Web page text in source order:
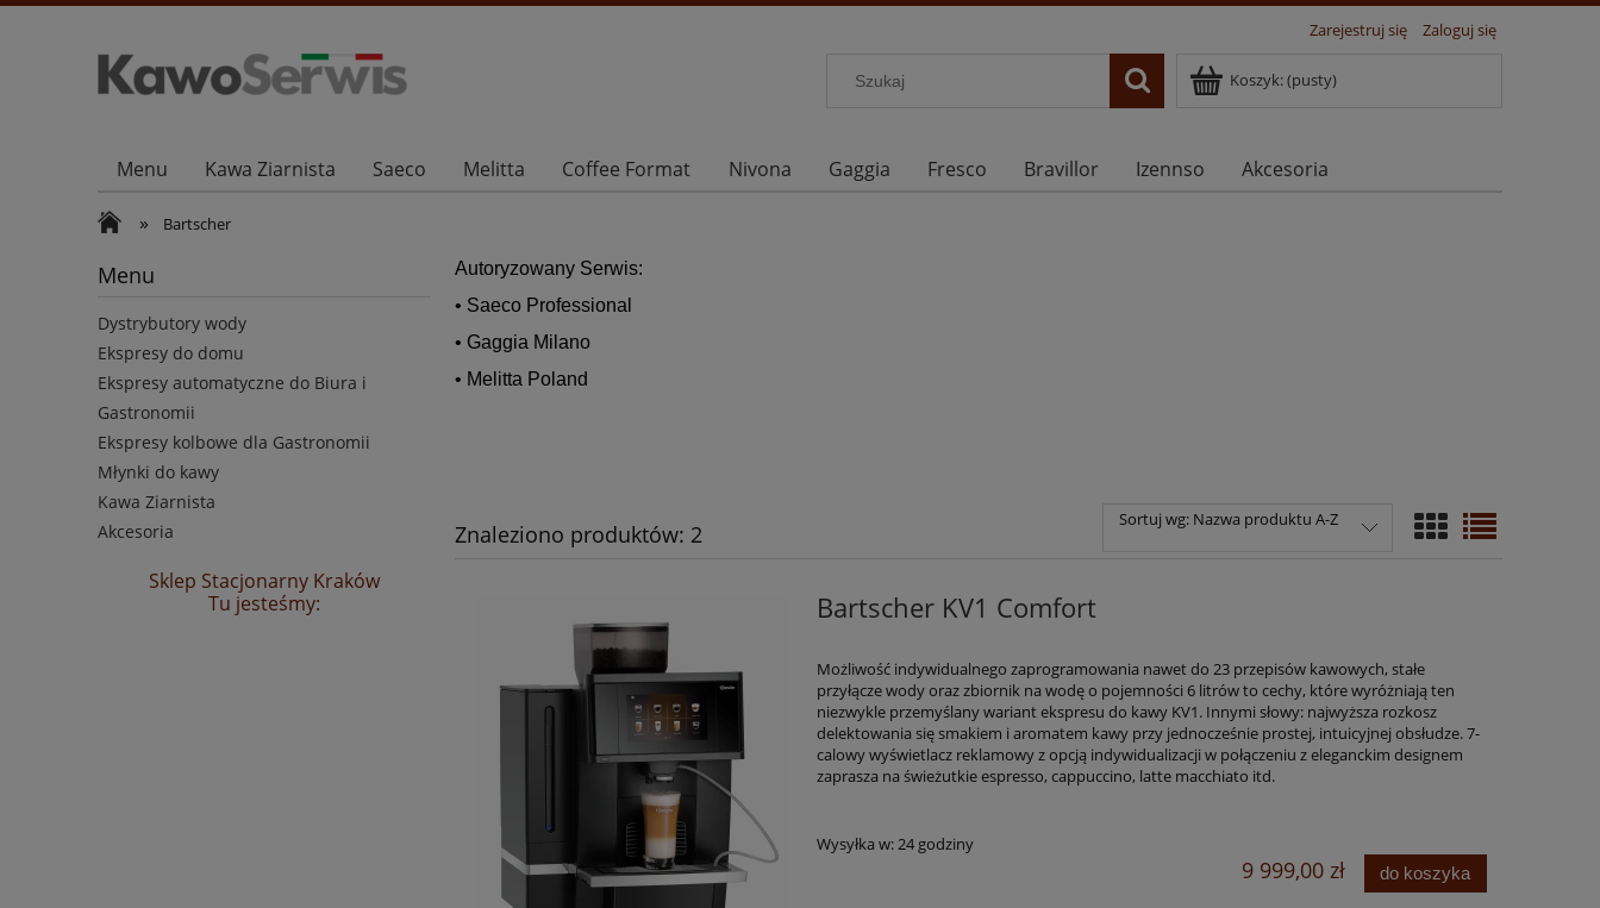
Zarejestruj się Zaloguj się
Koszyk:(pusty)
Menu Kawa Ziarnista Saeco Melitta Coffee Format Nivona Gaggia Fresco Bravillor Izennso
Akcesoria
Kontakt i dane firmy
» Bartscher
Menu
Dystrybutory wody
Ekspresy do domu
Ekspresy automatyczne do Biura i
Gastronomii
Ekspresy kolbowe dla Gastronomii
Młynki do kawy
Kawa Ziarnista
Akcesoria
Sklep Stacjonarny Kraków
Tu jesteśmy:
Autoryzowany Serwis:
• Saeco Professional
• Gaggia Milano
• Melitta Poland
Znaleziono produktów: 2
Sortuj wg: Nazwa produktu A-Z
Bartscher KV1 Comfort
Możliwość indywidualnego zaprogramowania nawet do 23 przepisów kawowych, stałe
przyłącze wody oraz zbiornik na wodę o pojemności 6 litrów to cechy, które wyróżniają ten
niezwykle przemyślany wariant ekspresu do kawy KV1. Innymi słowy: najwyższa rozkosz
delektowania się smakiem i aromatem kawy przy jednocześnie prostej, intuicyjnej obsłudze. 7-
calowy wyświetlacz reklamowy z opcją indywidualizacji w połączeniu z eleganckim designem
zaprasza na świeżutkie espresso, cappuccino, latte macchiato itd.
Wysyłka w:24 godziny
9 999,00 zł do koszyka